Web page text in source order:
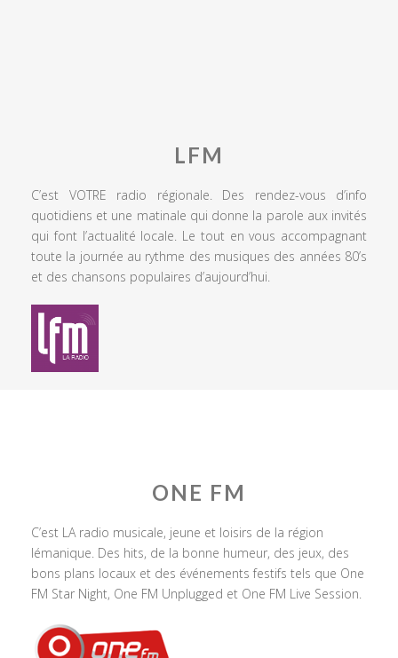
LFM
C’est VOTRE radio régionale. Des rendez-vous d’info
quotidiens et une matinale qui donne la parole aux invités
qui font l’actualité locale. Le tout en vous accompagnant
toute la journée au rythme des musiques des années 80’s
et des chansons populaires d’aujourd’hui.
ONE FM
C’est LA radio musicale, jeune et loisirs de la région
lémanique. Des hits, de la bonne humeur, des jeux, des
bons plans locaux et des événements festifs tels que One
FM Star Night, One FM Unplugged et One FM Live Session.